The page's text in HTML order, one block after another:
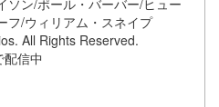
ソン/ポール・バーバー/ヒュー
フ/ウィリアム・スネイプ
All Rights Reserved.
信中